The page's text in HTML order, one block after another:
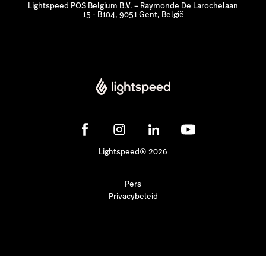
Lightspeed POS Belgium B.V. – Raymonde De Larochelaan
15 - B104, 9051 Gent, België
Lightspeed® 2026
Pers
Privacybeleid